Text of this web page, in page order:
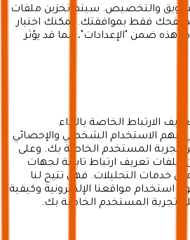
والتخصيص. سيتم تخزين ملفات
فقط بموافقتك. يمكنك اختيار
هذه ضمن "الإعدادات"، مما قد يؤثر
الارتباط الخاصة بالأداء
فهم الاستخدام الشخصي والإحصائي
تجربة المستخدم الخاصة بك. وعلى
ملفات تعريف ارتباط تابعة لجهات
خدمات التحليلات. فهي تتيح لنا
مواقعنا الإلكترونية وكيفية
على تجربة المستخدم الخاصة بك.